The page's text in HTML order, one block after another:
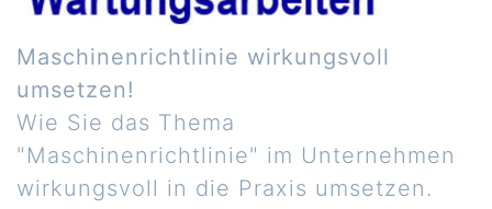
Maschinenrichtlinie wirkungsvoll
umsetzen!
Wie Sie das Thema
"Maschinenrichtlinie" im Unternehmen
wirkungsvoll in die Praxis umsetzen.